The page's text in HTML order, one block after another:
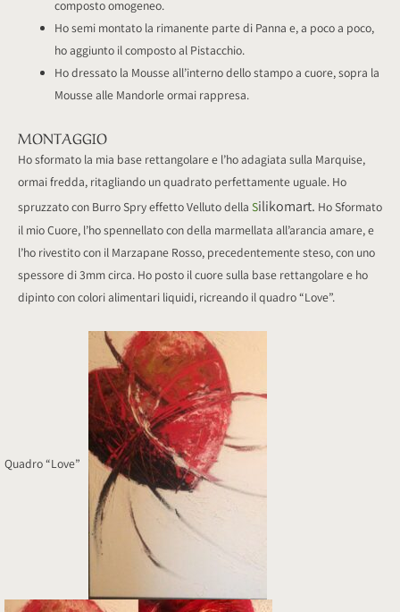
composto omogeneo.
Ho semi montato la rimanente parte di Panna e, a poco a poco,
ho aggiunto il composto al Pistacchio.
Ho dressato la Mousse all’interno dello stampo a cuore, sopra la
Mousse alle Mandorle ormai rappresa.
MONTAGGIO
Ho sformato la mia base rettangolare e l’ho adagiata sulla Marquise,
ormai fredda, ritagliando un quadrato perfettamente uguale. Ho
spruzzato con Burro Spry effetto Velluto della Silikomart. Ho Sformato
il mio Cuore, l’ho spennellato con della marmellata all’arancia amare, e
l’ho rivestito con il Marzapane Rosso, precedentemente steso, con uno
spessore di 3mm circa. Ho posto il cuore sulla base rettangolare e ho
dipinto con colori alimentari liquidi, ricreando il quadro “Love”.
Quadro “Love”